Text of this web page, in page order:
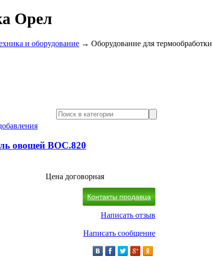
Орел
и оборудование → Оборудование для термообработки
овощей ВОС.820
Цена договорная
Контакты продавца
Написать отзыв
Написать сообщение